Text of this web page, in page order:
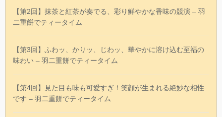
【第2回】抹茶と紅茶が奏でる、彩り鮮やかな香味の競演 – 羽
二重餅でティータイム
【第3回】ふわッ、かりッ、じわッ、華やかに溶け込む至福の
味わい – 羽二重餅でティータイム
【第4回】見た目も味も可愛すぎ！笑顔が生まれる絶妙な相性
です – 羽二重餅でティータイム